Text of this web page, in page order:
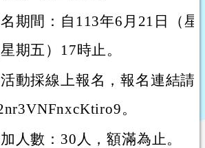
期間：自113年6月21日（
星期五）17時止。
動採線上報名，報名連結請
。
人數：30人，額滿為止。